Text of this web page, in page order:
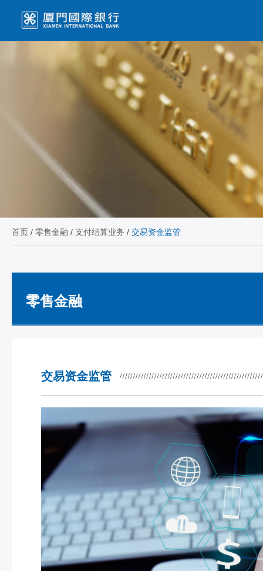
首页/ 零售金融 / 支付结算业务 / 交易资金监管
零售金融
交易资金监管